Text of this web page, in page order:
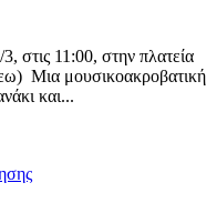
11:00, στην πλατεία
Μια μουσικοακροβατική
και...